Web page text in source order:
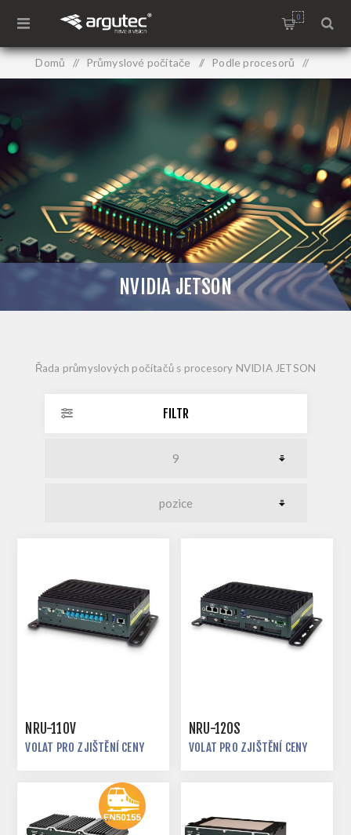
0
Domů / Průmyslové počítače / Podle procesorů /
NVIDIA JETSON
Řada průmyslových počítačů s procesory NVIDIA JETSON
FILTR
NRU-110V
VOLAT PRO ZJIŠTĚNÍ CENY
NRU-120S
VOLAT PRO ZJIŠTĚNÍ CENY